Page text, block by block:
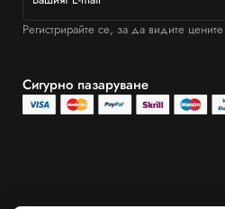
Регистрирайте се, за да видите цените
Сигурно пазаруване